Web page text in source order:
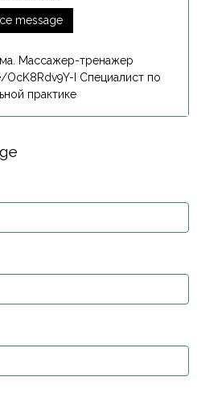
message
Массажер-тренажер
I Специалист по
практике